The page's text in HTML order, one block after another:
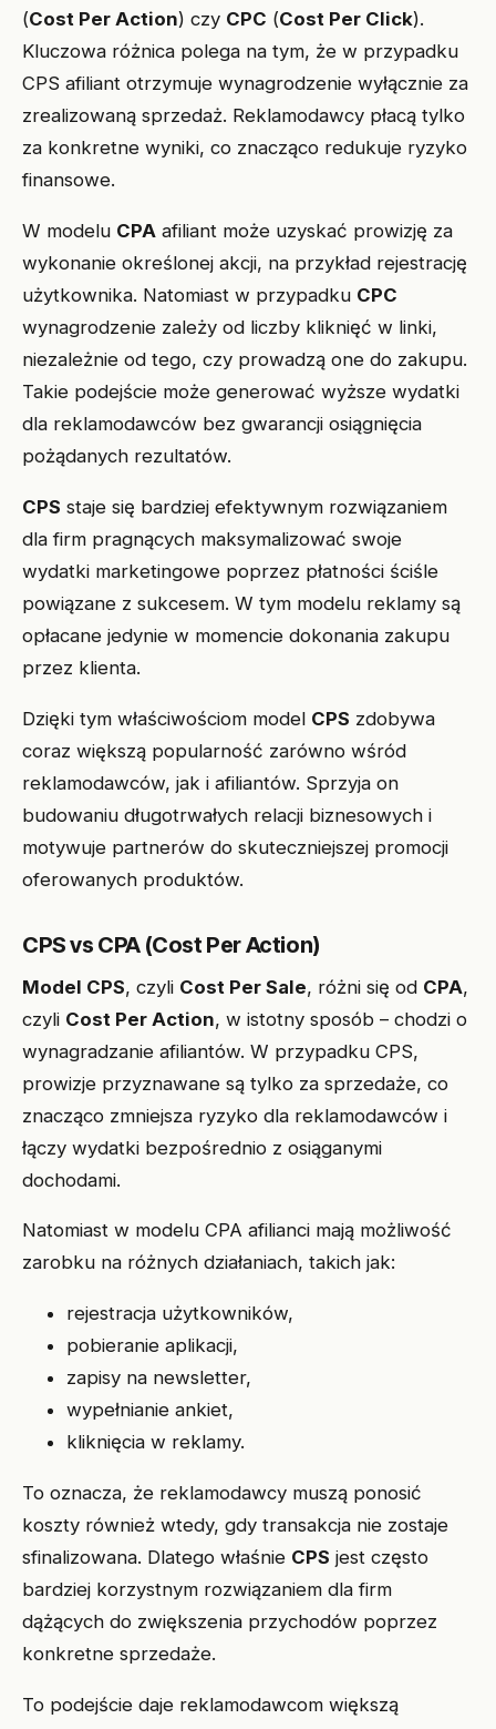
(Cost Per Action) czy CPC (Cost Per Click).
Kluczowa różnica polega na tym, że w przypadku
CPS afiliant otrzymuje wynagrodzenie wyłącznie za
zrealizowaną sprzedaż. Reklamodawcy płacą tylko
za konkretne wyniki, co znacząco redukuje ryzyko
finansowe.
W modelu CPA afiliant może uzyskać prowizję za
wykonanie określonej akcji, na przykład rejestrację
użytkownika. Natomiast w przypadku CPC
wynagrodzenie zależy od liczby kliknięć w linki,
niezależnie od tego, czy prowadzą one do zakupu.
Takie podejście może generować wyższe wydatki
dla reklamodawców bez gwarancji osiągnięcia
pożądanych rezultatów.
CPS staje się bardziej efektywnym rozwiązaniem
dla firm pragnących maksymalizować swoje
wydatki marketingowe poprzez płatności ściśle
powiązane z sukcesem. W tym modelu reklamy są
opłacane jedynie w momencie dokonania zakupu
przez klienta.
Dzięki tym właściwościom model CPS zdobywa
coraz większą popularność zarówno wśród
reklamodawców, jak i afiliantów. Sprzyja on
budowaniu długotrwałych relacji biznesowych i
motywuje partnerów do skuteczniejszej promocji
oferowanych produktów.
CPS vs CPA (Cost Per Action)
Model CPS, czyli Cost Per Sale, różni się od CPA,
czyli Cost Per Action, w istotny sposób – chodzi o
wynagradzanie afiliantów. W przypadku CPS,
prowizje przyznawane są tylko za sprzedaże, co
znacząco zmniejsza ryzyko dla reklamodawców i
łączy wydatki bezpośrednio z osiąganymi
dochodami.
Natomiast w modelu CPA afilianci mają możliwość
zarobku na różnych działaniach, takich jak:
rejestracja użytkowników,
pobieranie aplikacji,
zapisy na newsletter,
wypełnianie ankiet,
kliknięcia w reklamy.
To oznacza, że reklamodawcy muszą ponosić
koszty również wtedy, gdy transakcja nie zostaje
sfinalizowana. Dlatego właśnie CPS jest często
bardziej korzystnym rozwiązaniem dla firm
dążących do zwiększenia przychodów poprzez
konkretne sprzedaże.
To podejście daje reklamodawcom większą